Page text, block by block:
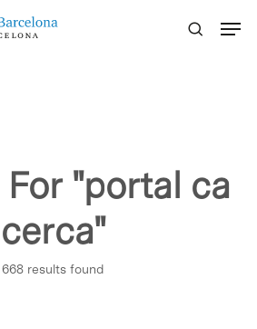
"portal ca
cerca"
668 results found